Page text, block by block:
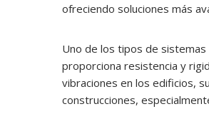
ofreciendo soluciones más
Uno de los tipos de
proporciona resistencia y
vibraciones en los edificios,
construcciones,